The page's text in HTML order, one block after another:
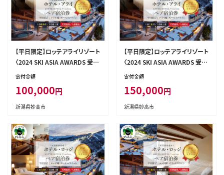
【平日限定】ロッテアライリゾート
〈2024 SKI ASIA AWARDS 受賞
記念〉ホテル・アライ/スーペリア
寄付金額
100,000円
新潟県妙高市
【平日限定】ロッテアライリゾート
〈2024 SKI ASIA AWARDS 受賞
記念〉ホテル・アライ/スーペリア
寄付金額
150,000円
新潟県妙高市